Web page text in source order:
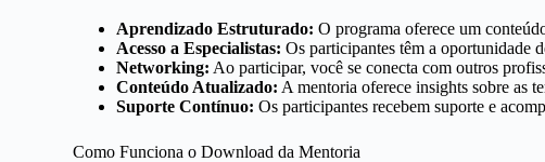
Aprendizado Estruturado: O programa oferece um
Acesso a Especialistas: Os participantes têm a oportunidade
Networking: Ao participar, você se conecta com outros
Conteúdo Atualizado: A mentoria oferece insights sobre as
Suporte Contínuo: Os participantes recebem suporte e
Como Funciona o Download da Mentoria